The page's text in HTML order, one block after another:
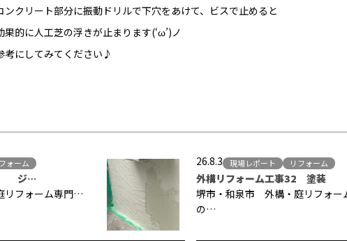
ンクリート部分に振動ドリルで下穴をあけて、ビスで止めると
果的に人工芝の浮きが止まります(‘ω’)ノ
考にしてみてください♪
ォーム
ジ…
フォーム専門…
26.8.3 現場レポート リフォーム
外構リフォーム工事32 塗装
堺市・和泉市 外構・庭リフォー
の…